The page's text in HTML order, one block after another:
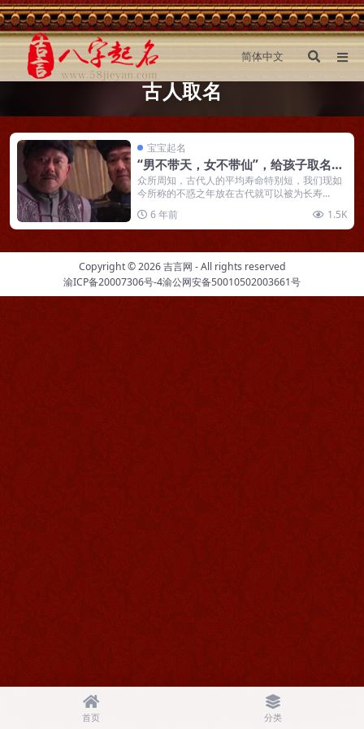
古人取名
宝宝起名
“男不带天，女不带仙”，给孩子取名的
讲究，你听过吗？
众所周知，古代人的平均寿命特别短，我们现如
今所称的不惑之年放在古代就可以被为长寿...
6 年前
1.5K
Copyright © 2026吉言网 - All rights reserved
渝ICP备20007306号-4渝公网安备50010502003661号
首页 分类